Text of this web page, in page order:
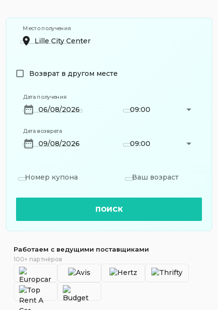
Место получения
Возврат в другом месте
Дата получения
09:00
Дата возврата
09:00
Номер купона Ваш возраст
ПОИСК
Работаем с ведущими поставщиками
100+ партнёров